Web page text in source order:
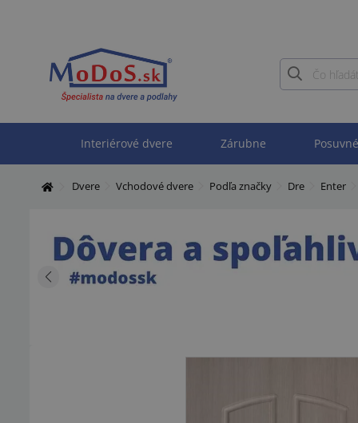
Interiérové dvere Zárubne
Dvere Vchodové dvere Podľa značky Dre Enter